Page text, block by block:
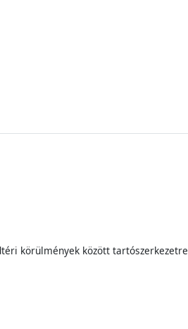
körülmények között tartószerkezetre